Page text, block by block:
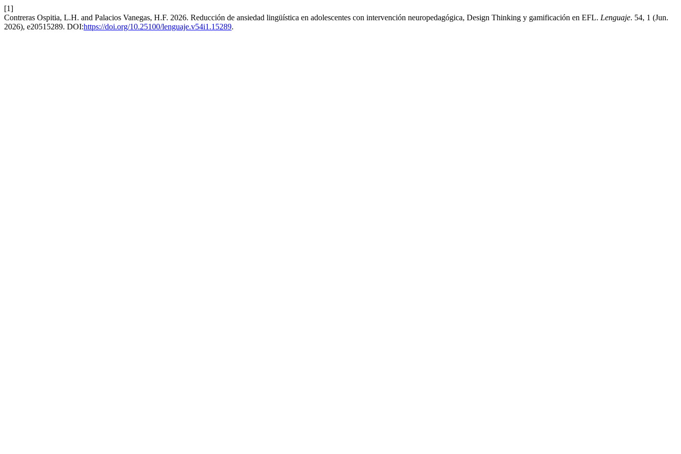
[1]
Contreras Ospitia, L.H. and Palacios Vanegas, H.F. 2026. Reducción de ansiedad lingüística en adolescentes con intervención neuropedagógica, Design Thinking y gamificación en EFL. Lenguaje. 54, 1 (Jun.
2026), e20515289. DOI:https://doi.org/10.25100/lenguaje.v54i1.15289.